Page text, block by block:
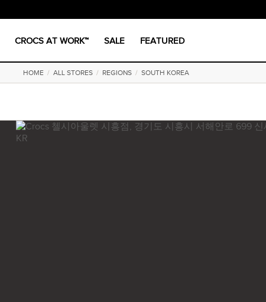
CROCS AT WORK™ SALE FEATURED
HOME/ ALL STORES/ REGIONS/ SOUTH KOREA